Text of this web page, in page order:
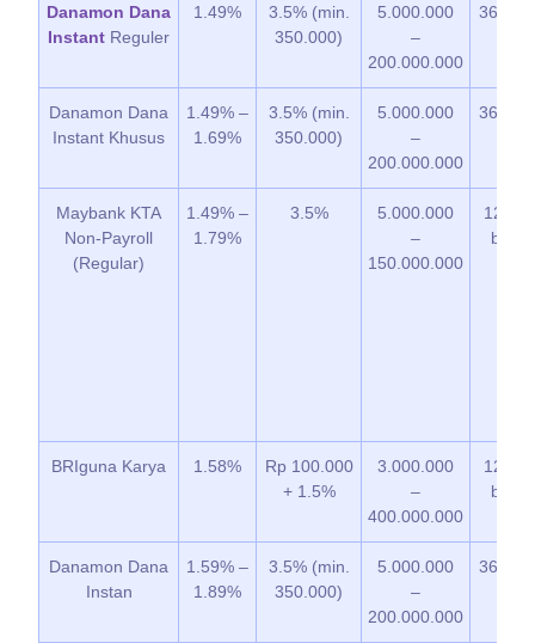
Danamon Dana
Instant Reguler
1.49%
3.5% (min.
350.000)
5.000.000
–
200.000.000
36
Danamon Dana
Instant Khusus
1.49% –
1.69%
3.5% (min.
350.000)
5.000.000
–
200.000.000
36
Maybank KTA
Non-Payroll
(Regular)
1.49% –
1.79%
3.5%
5.000.000
–
150.000.000
12 –
bulan
BRIguna Karya 1.58%
Rp 100.000
+ 1.5%
3.000.000
–
400.000.000
12 –
bulan
Danamon Dana
Instan
1.59% –
1.89%
3.5% (min.
350.000)
5.000.000
–
200.000.000
36